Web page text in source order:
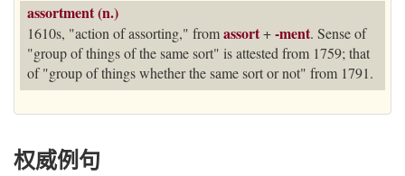
assortment (n.)
1610s, "action of assorting," fromassort+-ment. Sense of
"group of things of the same sort" is attested from 1759; that
of "group of things whether the same sort or not" from 1791.
权威例句